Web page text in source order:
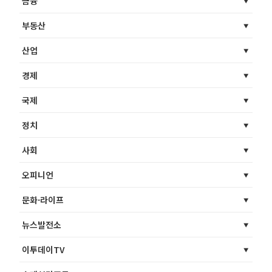
부동산
산업
경제
국제
정치
사회
오피니언
문화·라이프
뉴스발전소
이투데이TV